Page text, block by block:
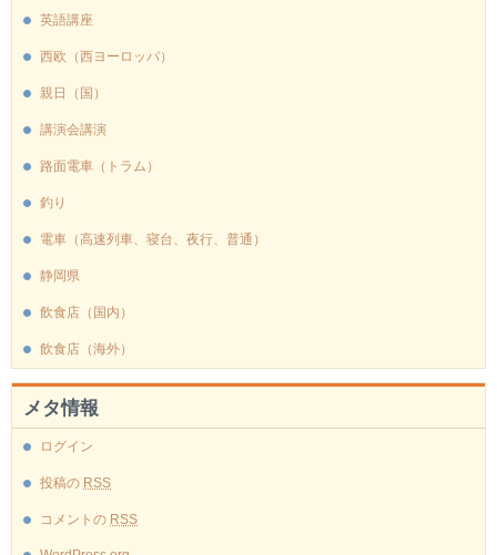
英語講座
西欧（西ヨーロッパ）
親日（国）
講演会講演
路面電車（トラム）
釣り
電車（高速列車、寝台、夜行、普通）
静岡県
飲食店（国内）
飲食店（海外）
メタ情報
ログイン
投稿の RSS
コメントの RSS